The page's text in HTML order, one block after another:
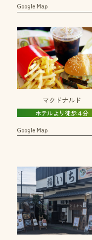
Google Map
マクドナルド
ホテルより徒歩４分
Google Map